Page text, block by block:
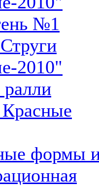
№1
2010"
формы